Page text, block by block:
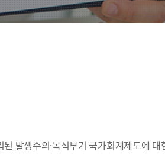
발생주의·복식부기 국가회계제도에